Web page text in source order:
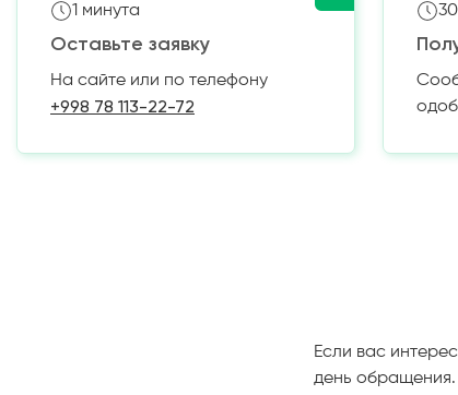
1 минута
Оставьте заявку
На сайте или по телефону
+998 78 113-22-72
Если вас
день обращения.